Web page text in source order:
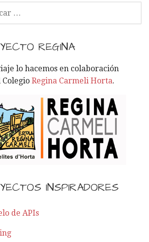
REGINA
lo hacemos en colaboración
ColegioRegina Carmeli Horta.
INSPIRADORES
de APIs